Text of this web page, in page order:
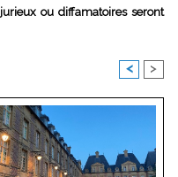
ou diffamatoires seront
< >